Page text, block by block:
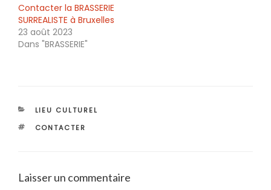
Contacter la BRASSERIE
SURREALISTE à Bruxelles
23 août 2023
Dans "BRASSERIE"
CATÉGORIES
LIEU CULTUREL
ÉTIQUETTES
CONTACTER
Laisser un commentaire